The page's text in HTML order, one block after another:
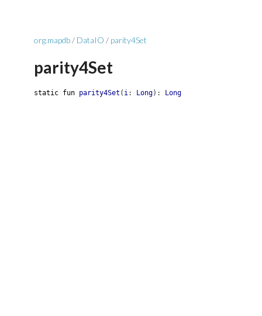
org.mapdb/ DataIO / parity4Set
parity4Set
static fun parity4Set ( i: Long) : Long